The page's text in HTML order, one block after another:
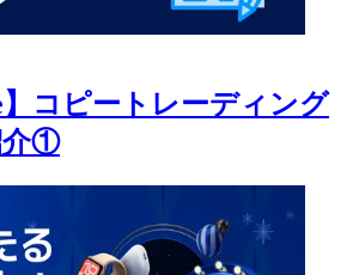
】コピートレーディング
介①